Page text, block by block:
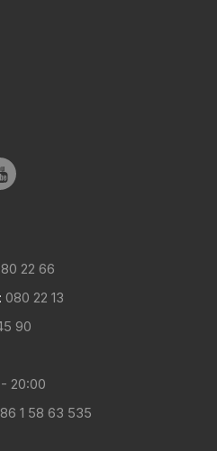
22 66
080 22 13
90
20:00
1 58 63 535